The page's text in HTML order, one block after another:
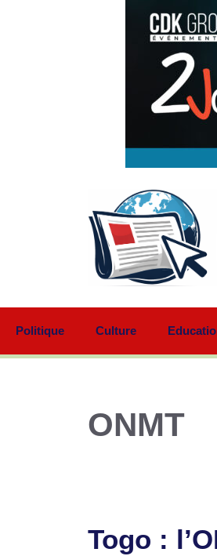
Politique Culture
ONMT
Togo :